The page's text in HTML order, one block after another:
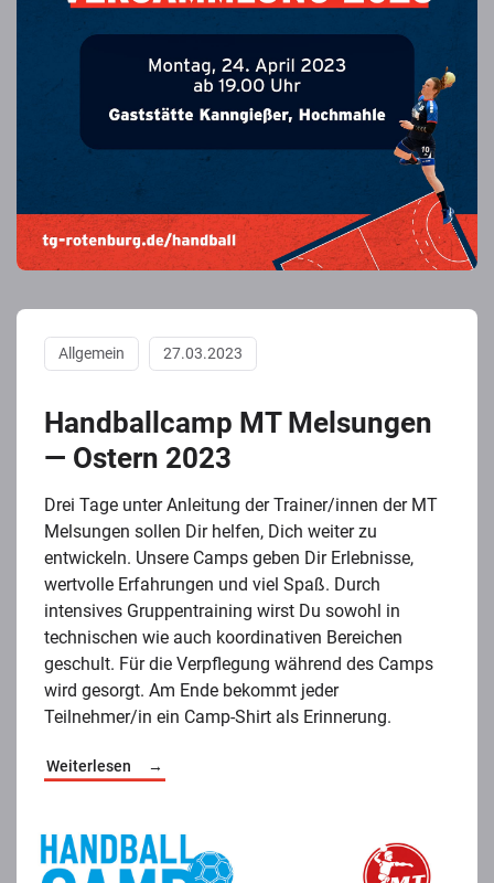
Handballcamp MT Melsungen
— Ostern 2023
Allgemein 27.03.2023
Drei Tage unter Anleitung der Trainer/innen der MT
Melsungen sollen Dir helfen, Dich weiter zu
entwickeln. Unsere Camps geben Dir Erlebnisse,
wertvolle Erfahrungen und viel Spaß. Durch
intensives Gruppentraining wirst Du sowohl in
technischen wie auch koordinativen Bereichen
geschult. Für die Verpflegung während des Camps
wird gesorgt. Am Ende bekommt jeder
Teilnehmer/in ein Camp-Shirt als Erinnerung.
Weiterlesen